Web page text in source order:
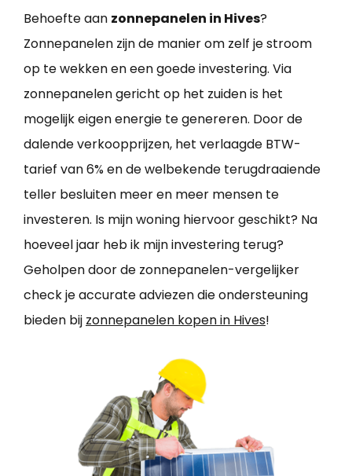
Behoefte aan zonnepanelen in Hives?
Zonnepanelen zijn de manier om zelf je stroom
op te wekken en een goede investering. Via
zonnepanelen gericht op het zuiden is het
mogelijk eigen energie te genereren. Door de
dalende verkoopprijzen, het verlaagde BTW-
tarief van 6% en de welbekende terugdraaiende
teller besluiten meer en meer mensen te
investeren. Is mijn woning hiervoor geschikt? Na
hoeveel jaar heb ik mijn investering terug?
Geholpen door de zonnepanelen-vergelijker
check je accurate adviezen die ondersteuning
bieden bij zonnepanelen kopen in Hives!